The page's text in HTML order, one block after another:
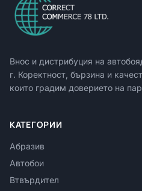
Внос и дистрибуция на
г. Коректност, бързина и
които градим доверието на
КАТЕГОРИИ
Абразив
Автобои
Втвърдител